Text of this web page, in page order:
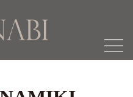
menu